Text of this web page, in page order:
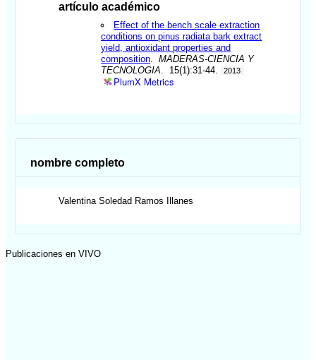
artículo académico
Effect of the bench scale extraction
conditions on pinus radiata bark extract
yield, antioxidant properties and
composition.MADERAS-CIENCIA Y
TECNOLOGIA. 15(1):31-44. 2013
PlumX Metrics
nombre completo
Valentina Soledad Ramos Illanes
Publicaciones en VIVO